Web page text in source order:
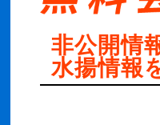
非公開情
水揚情報